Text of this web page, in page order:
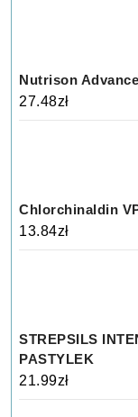
Nutrison
27.48zł
Chlorchinaldin
13.84zł
STREPSILS
PASTYLEK
21.99zł